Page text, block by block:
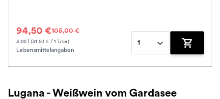
94,50 €105,00 €
3.00 l (31.50 € / 1 Liter)
Lebensmittelangaben
1
Zum
Lugana - Weißwein vom Gardasee